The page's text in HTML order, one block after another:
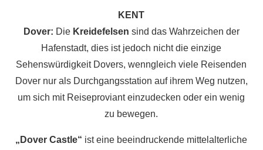
KENT
Dover: Die Kreidefelsen sind das Wahrzeichen der
Hafenstadt, dies ist jedoch nicht die einzige
Sehenswürdigkeit Dovers, wenngleich viele Reisenden
Dover nur als Durchgangsstation auf ihrem Weg nutzen,
um sich mit Reiseproviant einzudecken oder ein wenig
zu bewegen.
„Dover Castle“ ist eine beeindruckende mittelalterliche